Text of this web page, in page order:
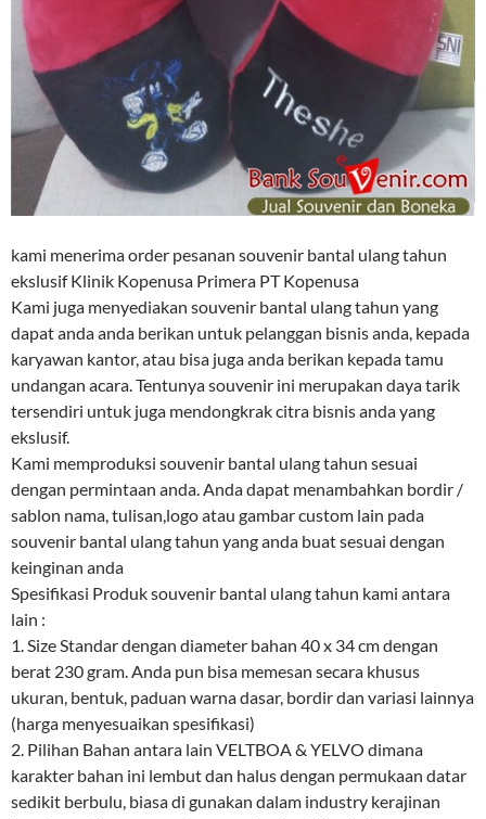
kami menerima order pesanan souvenir bantal ulang tahun
ekslusif Klinik Kopenusa Primera PT Kopenusa
Kami juga menyediakan souvenir bantal ulang tahun yang
dapat anda anda berikan untuk pelanggan bisnis anda, kepada
karyawan kantor, atau bisa juga anda berikan kepada tamu
undangan acara. Tentunya souvenir ini merupakan daya tarik
tersendiri untuk juga mendongkrak citra bisnis anda yang
ekslusif.
Kami memproduksi souvenir bantal ulang tahun sesuai
dengan permintaan anda. Anda dapat menambahkan bordir /
sablon nama, tulisan,logo atau gambar custom lain pada
souvenir bantal ulang tahun yang anda buat sesuai dengan
keinginan anda
Spesifikasi Produk souvenir bantal ulang tahun kami antara
lain :
1. Size Standar dengan diameter bahan 40 x 34 cm dengan
berat 230 gram. Anda pun bisa memesan secara khusus
ukuran, bentuk, paduan warna dasar, bordir dan variasi lainnya
(harga menyesuaikan spesifikasi)
2. Pilihan Bahan antara lain VELTBOA & YELVO dimana
karakter bahan ini lembut dan halus dengan permukaan datar
sedikit berbulu, biasa di gunakan dalam industry kerajinan